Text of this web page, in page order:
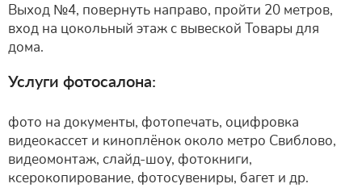
Выход №4, повернуть направо, пройти 20 метров,
вход на цокольный этаж с вывеской Товары для
дома.
Услуги фотосалона:
фото на документы, фотопечать, оцифровка
видеокассет и киноплёнок около метро Свиблово,
видеомонтаж, слайд-шоу, фотокниги,
ксерокопирование, фотосувениры, багет и др.